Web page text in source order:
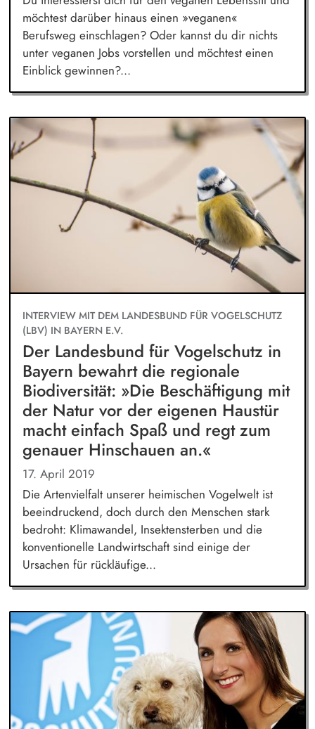
möchtest darüber hinaus einen »veganen«
Berufsweg einschlagen? Oder kannst du dir nichts
unter veganen Jobs vorstellen und möchtest einen
Einblick gewinnen?...
INTERVIEW MIT DEM LANDESBUND FÜR VOGELSCHUTZ
(LBV) IN BAYERN E.V.
Der Landesbund für Vogelschutz in
Bayern bewahrt die regionale
Biodiversität: »Die Beschäftigung mit
der Natur vor der eigenen Haustür
macht einfach Spaß und regt zum
genauer Hinschauen an.«
17. April 2019
Die Artenvielfalt unserer heimischen Vogelwelt ist
beeindruckend, doch durch den Menschen stark
bedroht: Klimawandel, Insektensterben und die
konventionelle Landwirtschaft sind einige der
Ursachen für rückläufige...